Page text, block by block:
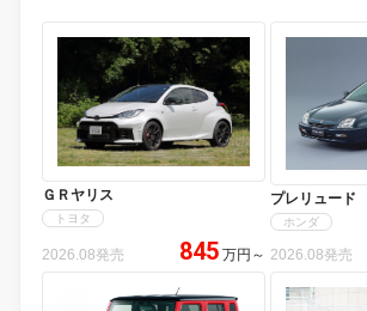
ＧＲヤリス
トヨタ
2026.08発売 845 万円 ～
プレリュード
ホンダ
2026.08発売